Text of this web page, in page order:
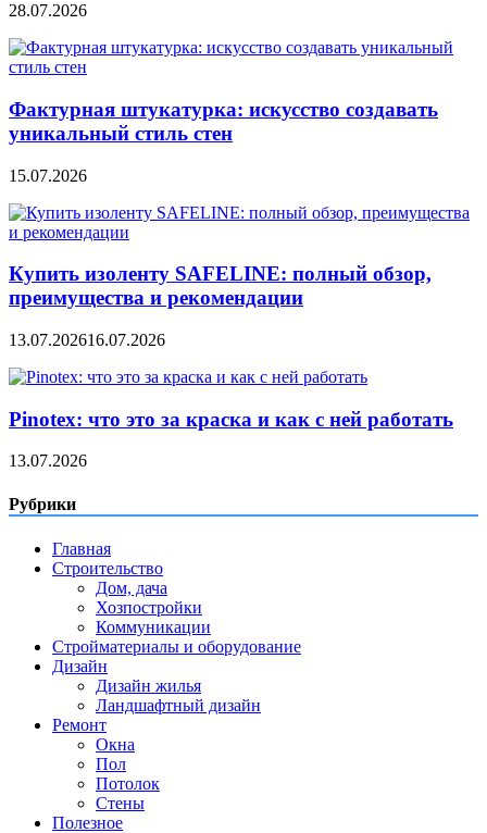
28.07.2026
Фактурная штукатурка: искусство создавать
уникальный стиль стен
15.07.2026
Купить изоленту SAFELINE: полный обзор,
преимущества и рекомендации
13.07.202616.07.2026
Pinotex: что это за краска и как с ней работать
13.07.2026
Рубрики
Главная
Строительство
Дом, дача
Хозпостройки
Коммуникации
Стройматериалы и оборудование
Дизайн
Дизайн жилья
Ландшафтный дизайн
Ремонт
Окна
Пол
Потолок
Стены
Полезное